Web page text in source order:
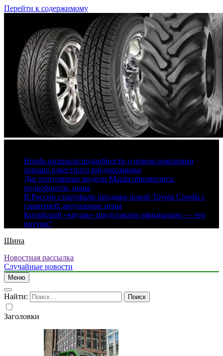
Перейти к содержимому
Honda раскрыла подробности о новом поколении
хорошо известного внедорожника
Две популярные модели Mazda обновились:
подробности, цены
В России стартовали продажи новой Toyota Corolla с
гарантией: актуальные цены
Китайский «крузак» представлен официально — что
внутри?
Шина
Новостная рассылка
Случайные новости
Меню
Найти:
Заголовки